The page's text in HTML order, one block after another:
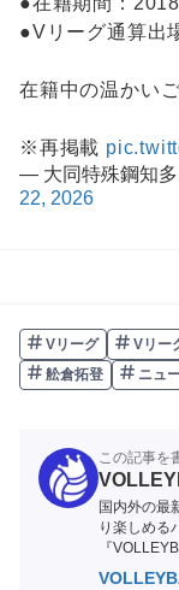
●Vリーグ通算出
在籍中の温かい
※再掲載
— 大同特殊鋼知多
22, 2026
Vリーグ Vリー
舩倉拓登
ニュ
この記事を
国内外の最
り楽しめる
『